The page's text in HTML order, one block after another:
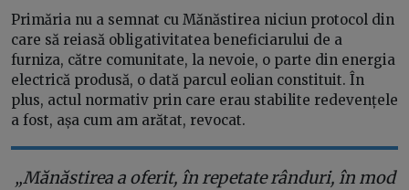
Primăria nu a semnat cu Mănăstirea niciun protocol din
care să reiasă obligativitatea beneficiarului de a
furniza, către comunitate, la nevoie, o parte din energia
electrică produsă, o dată parcul eolian constituit. În
plus, actul normativ prin care erau stabilite redevențele
a fost, așa cum am arătat, revocat.
„Mănăstirea a oferit, în repetate rânduri, în mod